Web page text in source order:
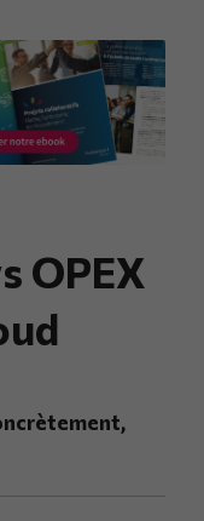
OPEX